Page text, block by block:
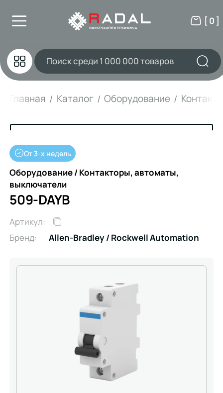
[ 0 ]
Главная Каталог Оборудование
От 3-х недель
Оборудование / Контакторы, автоматы,
выключатели
509-DAYB
Артикул:
Бренд:
Allen-Bradley / Rockwell Automation